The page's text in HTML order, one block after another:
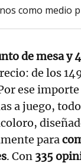
como medio
de mesa y
de los
ese
a juego,
para
. Con 335